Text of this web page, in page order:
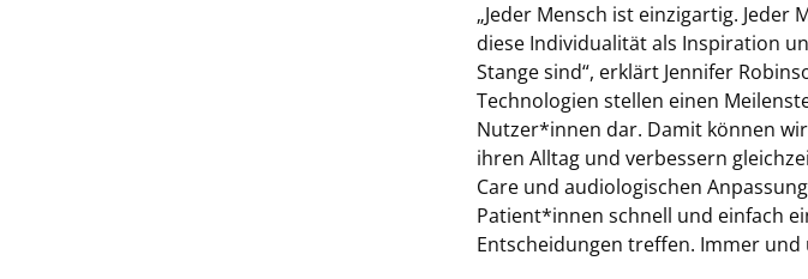
„Jeder Mensch ist einzigartig.
diese Individualität als Inspiration
Stange sind“, erklärt Jennifer
Technologien stellen einen
Nutzer*innen dar. Damit können
ihren Alltag und verbessern
Care und audiologischen
Patient*innen schnell und einfach
Entscheidungen treffen. Immer und